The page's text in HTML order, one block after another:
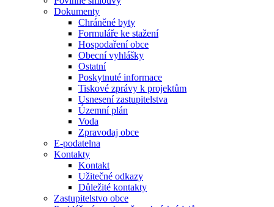
Dokumenty
Chráněné byty
Formuláře ke stažení
Hospodaření obce
Obecní vyhlášky
Ostatní
Poskytnuté informace
Tiskové zprávy k projektům
Usnesení zastupitelstva
Územní plán
Voda
Zpravodaj obce
E-podatelna
Kontakty
Kontakt
Užitečné odkazy
Důležité kontakty
Zastupitelstvo obce